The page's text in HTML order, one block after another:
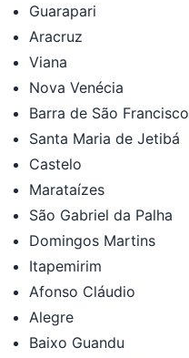
Guarapari
Aracruz
Viana
Nova Venécia
Barra de São Francisco
Santa Maria de Jetibá
Castelo
Marataízes
São Gabriel da Palha
Domingos Martins
Itapemirim
Afonso Cláudio
Alegre
Baixo Guandu